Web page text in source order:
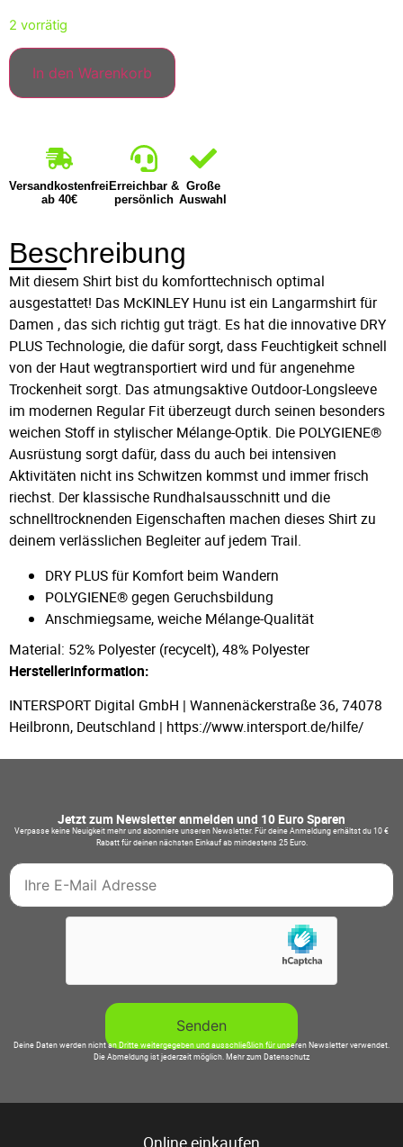
2 vorrätig
In den Warenkorb
Versandkostenfrei
ab 40€
Erreichbar &
persönlich
Große
Auswahl
Beschreibung
Mit diesem Shirt bist du komforttechnisch optimal
ausgestattet! Das McKINLEY Hunu ist ein Langarmshirt für
Damen , das sich richtig gut trägt. Es hat die innovative DRY
PLUS Technologie, die dafür sorgt, dass Feuchtigkeit schnell
von der Haut wegtransportiert wird und für angenehme
Trockenheit sorgt. Das atmungsaktive Outdoor-Longsleeve
im modernen Regular Fit überzeugt durch seinen besonders
weichen Stoff in stylischer Mélange-Optik. Die POLYGIENE®
Ausrüstung sorgt dafür, dass du auch bei intensiven
Aktivitäten nicht ins Schwitzen kommst und immer frisch
riechst. Der klassische Rundhalsausschnitt und die
schnelltrocknenden Eigenschaften machen dieses Shirt zu
deinem verlässlichen Begleiter auf jedem Trail.
DRY PLUS für Komfort beim Wandern
POLYGIENE® gegen Geruchsbildung
Anschmiegsame, weiche Mélange-Qualität
Material: 52% Polyester (recycelt), 48% Polyester
Herstellerinformation:
INTERSPORT Digital GmbH | Wannenäckerstraße 36, 74078
Heilbronn, Deutschland | https://www.intersport.de/hilfe/
Jetzt zum Newsletter anmelden und 10 Euro Sparen
Verpasse keine Neuigkeit mehr und abonniere unseren Newsletter. Für deine Anmeldung erhältst du 10 €
Rabatt für deinen nächsten Einkauf ab mindestens 25 Euro.
Deine Daten werden nicht an Dritte weitergegeben und ausschließlich für unseren Newsletter verwendet.
Die Abmeldung ist jederzeit möglich.Mehr zum Datenschutz